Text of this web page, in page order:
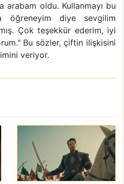
arabam oldu. Kullanmayı bu
öğreneyim diye sevgilim
Çok teşekkür ederim, iyi
Bu sözler, çiftin ilişkisini
veriyor.